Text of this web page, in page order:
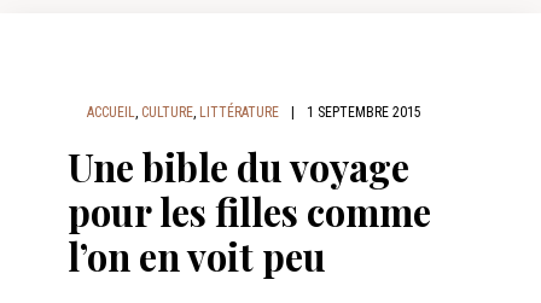
ACCUEIL, CULTURE, LITTÉRATURE 1 SEPTEMBRE 2015
Une bible du voyage
pour les filles comme
l’on en voit peu